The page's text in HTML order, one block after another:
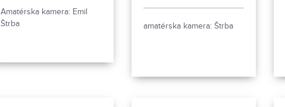
Amatérska kamera: Emil
Štrba
amatérska kamera: Štrba